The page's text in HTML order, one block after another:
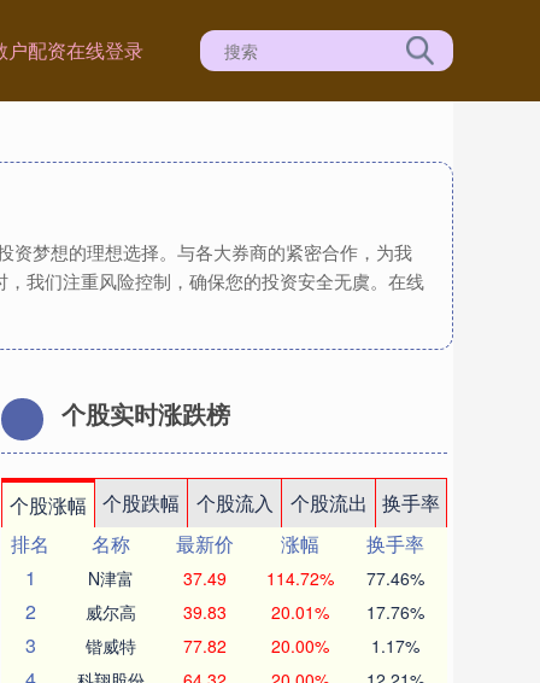
户配资在线登录
资梦想的理想选择。与各大券商的紧密合作，为我
我们注重风险控制，确保您的投资安全无虞。在线
个股实时涨跌榜
个股涨幅 个股跌幅 个股流入 个股流出
换手率
排名
名称 最新价 涨幅
换手率
1
N津富 37.49 114.72% 77.46%
2 威尔高 39.83 20.01% 17.76%
3 锴威特 77.82 20.00% 1.17%